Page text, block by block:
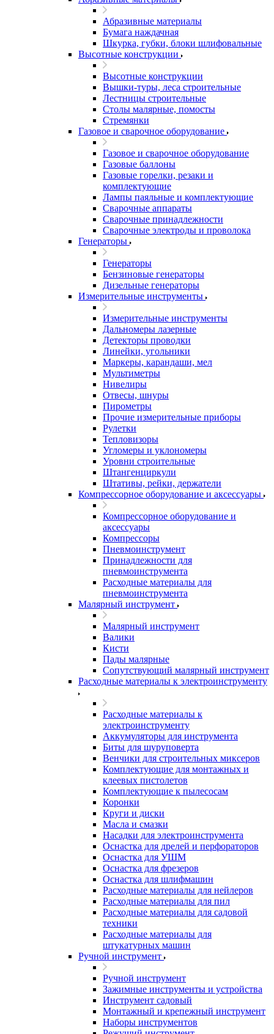
Абразивные материалы
Бумага наждачная
Шкурка, губки, блоки шлифовальные
Высотные конструкции
Высотные конструкции
Вышки-туры, леса строительные
Лестницы строительные
Столы малярные, помосты
Стремянки
Газовое и сварочное оборудование
Газовое и сварочное оборудование
Газовые баллоны
Газовые горелки, резаки и
комплектующие
Лампы паяльные и комплектующие
Сварочные аппараты
Сварочные принадлежности
Сварочные электроды и проволока
Генераторы
Генераторы
Бензиновые генераторы
Дизельные генераторы
Измерительные инструменты
Измерительные инструменты
Дальномеры лазерные
Детекторы проводки
Линейки, угольники
Маркеры, карандаши, мел
Мультиметры
Нивелиры
Отвесы, шнуры
Пирометры
Прочие измерительные приборы
Рулетки
Тепловизоры
Угломеры и уклономеры
Уровни строительные
Штангенциркули
Штативы, рейки, держатели
Компрессорное оборудование и аксессуары
Компрессорное оборудование и
аксессуары
Компрессоры
Пневмоинструмент
Принадлежности для
пневмоинструмента
Расходные материалы для
пневмоинструмента
Малярный инструмент
Малярный инструмент
Валики
Кисти
Пады малярные
Сопутствующий малярный инструмент
Расходные материалы к электроинструменту
Расходные материалы к
электроинструменту
Аккумуляторы для инструмента
Биты для шуруповерта
Венчики для строительных миксеров
Комплектующие для монтажных и
клеевых пистолетов
Комплектующие к пылесосам
Коронки
Круги и диски
Масла и смазки
Насадки для электроинструмента
Оснастка для дрелей и перфораторов
Оснастка для УШМ
Оснастка для фрезеров
Оснастка для шлифмашин
Расходные материалы для нейлеров
Расходные материалы для пил
Расходные материалы для садовой
техники
Расходные материалы для
штукатурных машин
Ручной инструмент
Ручной инструмент
Зажимные инструменты и устройства
Инструмент садовый
Монтажный и крепежный инструмент
Наборы инструментов